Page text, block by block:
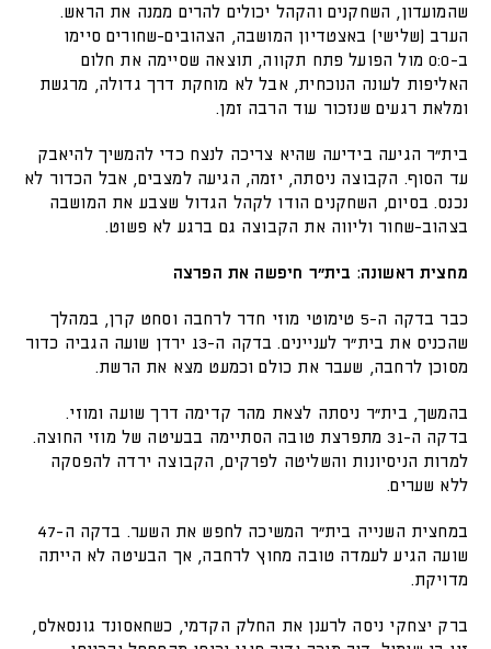
שהמועדון, השחקנים והקהל יכולים להרים ממנה את הראש.
הערב (שלישי) באצטדיון המושבה, הצהובים-שחורים סיימו
ב-0:0 מול הפועל פתח תקווה, תוצאה שסיימה את חלום
האליפות לעונה הנוכחית, אבל לא מוחקת דרך גדולה, מרגשת
ומלאת רגעים שנזכור עוד הרבה זמן.
בית״ר הגיעה בידיעה שהיא צריכה לנצח כדי להמשיך להיאבק
עד הסוף. הקבוצה ניסתה, יזמה, הגיעה למצבים, אבל הכדור לא
נכנס. בסיום, השחקנים הודו לקהל הגדול שצבע את המושבה
בצהוב-שחור וליווה את הקבוצה גם ברגע לא פשוט.
מחצית ראשונה: בית״ר חיפשה את הפרצה
כבר בדקה ה-5 טימוטי מוזי חדר לרחבה וסחט קרן, במהלך
שהכניס את בית״ר לעניינים. בדקה ה-13 ירדן שועה הגביה כדור
מסוכן לרחבה, שעבר את כולם וכמעט מצא את הרשת.
בהמשך, בית״ר ניסתה לצאת מהר קדימה דרך שועה ומוזי.
בדקה ה-31 מתפרצת טובה הסתיימה בבעיטה של מוזי החוצה.
למרות הניסיונות והשליטה לפרקים, הקבוצה ירדה להפסקה
ללא שערים.
במחצית השנייה בית״ר המשיכה לחפש את השער. בדקה ה-47
שועה הגיע לעמדה טובה מחוץ לרחבה, אך הבעיטה לא הייתה
מדויקת.
ברק יצחקי ניסה לרענן את החלק הקדמי, כשחאסונד גונסאלס,